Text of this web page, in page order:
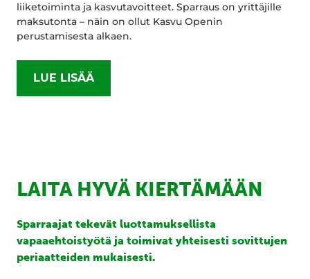
liiketoiminta ja kasvutavoitteet. Sparraus on yrittäjille
maksutonta – näin on ollut Kasvu Openin
perustamisesta alkaen.
LUE LISÄÄ
LAITA HYVÄ KIERTÄMÄÄN
Sparraajat tekevät luottamuksellista
vapaaehtoistyötä ja toimivat yhteisesti sovittujen
periaatteiden mukaisesti.